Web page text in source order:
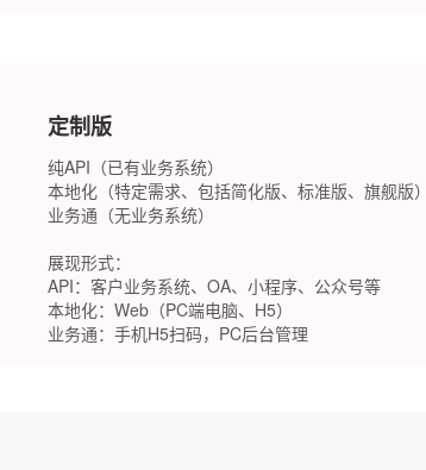
定制版
纯API（已有业务系统）
本地化（特定需求、包括简化版、标准版、旗舰版）
业务通（无业务系统）
展现形式：
API：客户业务系统、OA、小程序、公众号等
本地化：Web（PC端电脑、H5）
业务通：手机H5扫码，PC后台管理